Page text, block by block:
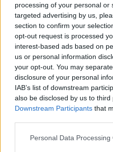
processing of your personal or
targeted advertising by us,
section to confirm your
opt-out request is processed
interest-based ads based on
us or personal information
your opt-out. You may
disclosure of your personal
IAB’s list of downstream
also be disclosed by us to third
Downstream Participants that
Personal Data Processing
Οι ξεχωριστές
Clementine Chios